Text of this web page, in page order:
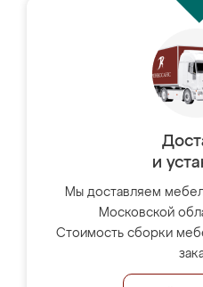
и
Мы доставляем
Московской
Стоимость сборки